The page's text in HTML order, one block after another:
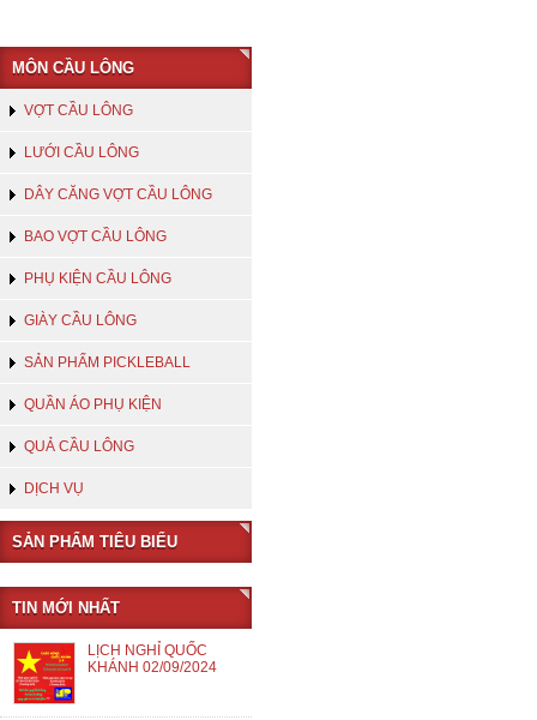
MÔN CẦU LÔNG
VỢT CẦU LÔNG
LƯỚI CẦU LÔNG
DÂY CĂNG VỢT CẦU LÔNG
BAO VỢT CẦU LÔNG
PHỤ KIỆN CẦU LÔNG
GIÀY CẦU LÔNG
SẢN PHẨM PICKLEBALL
QUẦN ÁO PHỤ KIỆN
QUẢ CẦU LÔNG
DỊCH VỤ
SẢN PHẨM TIÊU BIỂU
TIN MỚI NHẤT
LỊCH NGHỈ QUỐC
KHÁNH 02/09/2024